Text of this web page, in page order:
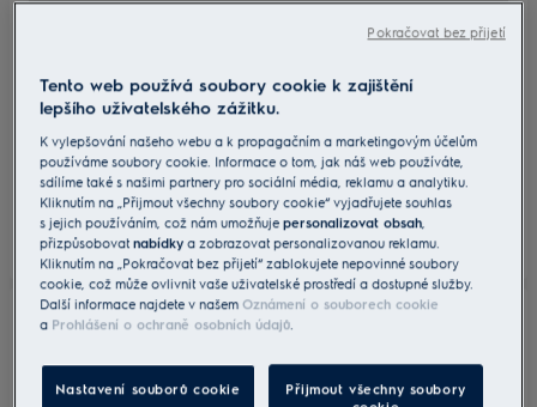
Tento web používá soubory cookie k zajištění
lepšího uživatelského zážitku.
K vylepšování našeho webu a k propagačním a marketingovým účelům
používáme soubory cookie. Informace o tom, jak náš web používáte,
sdílíme také s našimi partnery pro sociální média, reklamu a analytiku.
Kliknutím na „Přijmout všechny soubory cookie“ vyjadřujete souhlas
s jejich používáním, což nám umožňujepersonalizovat obsah,
přizpůsobovatnabídky a zobrazovat personalizovanou reklamu.
Kliknutím na „Pokračovat bez přijetí“ zablokujete nepovinné soubory
cookie, což může ovlivnit vaše uživatelské prostředí a dostupné služby.
Další informace najdete v našemOznámení o souborech cookie
a Prohlášení o ochraně osobních údajů.
Nastavení souborů cookie Přijmout všechny soubory
Pokračovat bez přijetí